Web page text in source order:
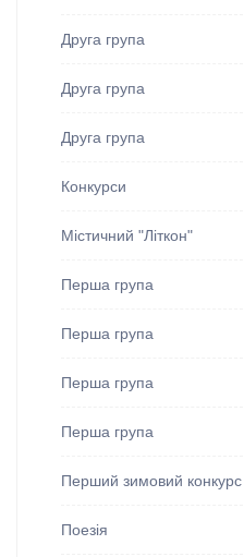
Друга група
Друга група
Друга група
Конкурси
Містичний "Літкон"
Перша група
Перша група
Перша група
Перша група
Перший зимовий
Поезія